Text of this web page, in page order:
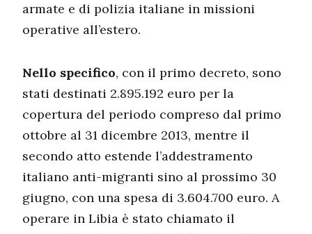
armate e di polizia italiane in missioni
operative all’estero.
Nello specifico, con il primo decreto, sono
stati destinati 2.895.192 euro per la
copertura del periodo compreso dal primo
ottobre al 31 dicembre 2013, mentre il
secondo atto estende l’addestramento
italiano anti-migranti sino al prossimo 30
giugno, con una spesa di 3.604.700 euro. A
operare in Libia è stato chiamato il